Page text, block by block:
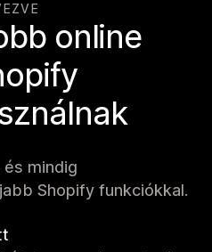
online
mindig
Shopify funkciókkal.